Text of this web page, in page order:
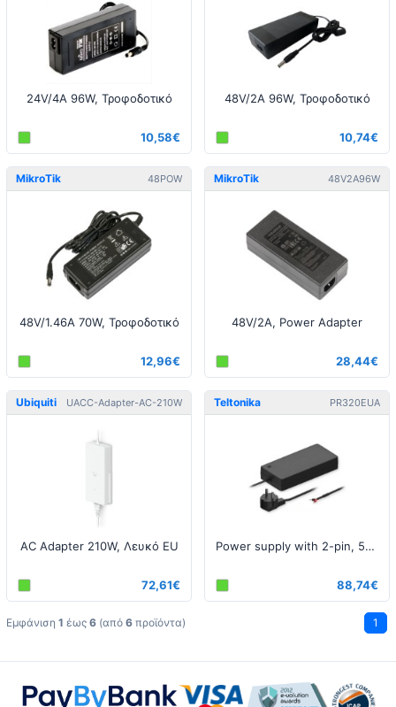
24V/4A 96W, Τροφοδοτικό
10,58€
48V/2A 96W, Τροφοδοτικό
10,74€
MikroTik 48POW
48V/1.46A 70W, Τροφοδοτικό
12,96€
MikroTik 48V2A96W
48V/2A, Power Adapter
28,44€
Ubiquiti UACC-Adapter-AC-210W
AC Adapter 210W, Λευκό EU
72,61€
Teltonika PR320EUA
Power supply with 2-pin, 54V, 250W
88,74€
Εμφάνιση 1 έως 6 (από 6 προϊόντα) 1